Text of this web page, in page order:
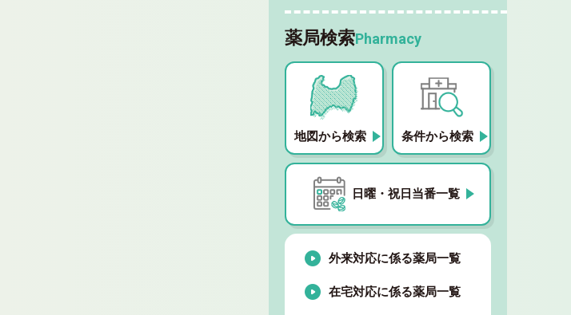
薬局検索Pharmacy
地図から検索 条件から検索
日曜・祝日当番一覧
外来対応に係る薬局一覧
在宅対応に係る薬局一覧